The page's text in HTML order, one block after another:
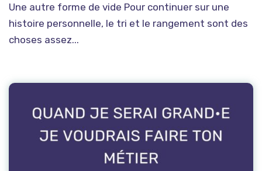
Une autre forme de vide Pour continuer sur une
histoire personnelle, le tri et le rangement sont des
choses assez...